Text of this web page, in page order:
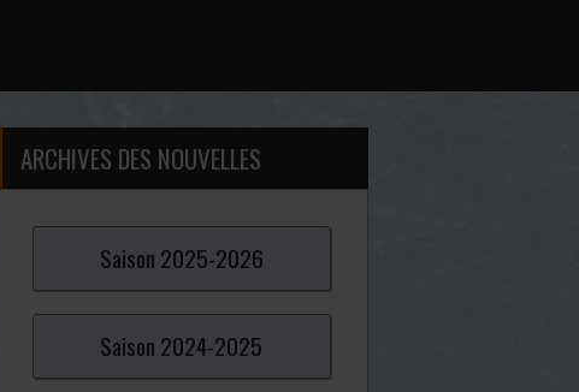
ARCHIVES DES NOUVELLES
Saison 2025-2026
Saison 2024-2025